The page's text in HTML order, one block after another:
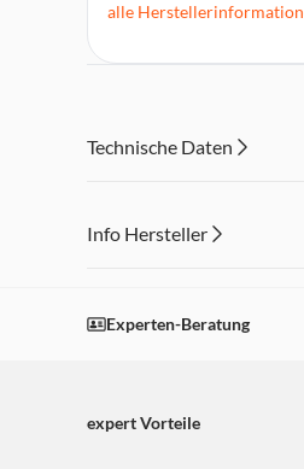
Maximale Kompatibilität
Hochwertige
bestehen zu 100 % aus
FSC-zertifiziert: Papier,
alle
Technische Daten
Info Hersteller
Einstellungen anpassen
Experten-Beratung
expert Vorteile